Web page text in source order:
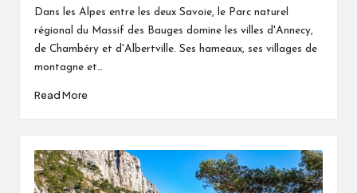
by
Dans les Alpes entre les deux Savoie, le Parc naturel
régional du Massif des Bauges domine les villes d'Annecy,
de Chambéry et d'Albertville. Ses hameaux, ses villages de
montagne et…
Read More